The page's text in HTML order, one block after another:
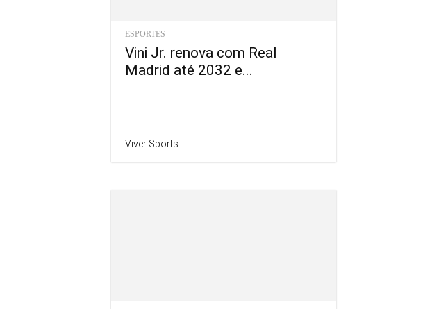
ESPORTES
Vini Jr. renova com Real
Madrid até 2032 e...
Viver Sports